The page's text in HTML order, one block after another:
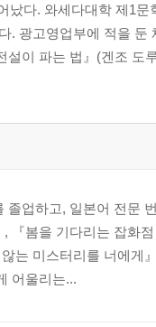
났다. 와세다대학 제1
. 광고영업부에 적을
설이 파는 법』(겐조 도
졸업하고, 일본어 전문
, 『봄을 기다리는 잡화
는 미스터리를 너에게
어울리는...